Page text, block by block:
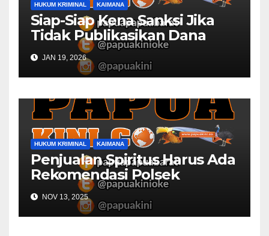
HUKUM KRIMINAL KAIMANA
Siap-Siap Kena Sanksi Jika
Tidak Publikasikan Dana
Desa
JAN 19, 2026
HUKUM KRIMINAL KAIMANA
Penjualan Spiritus Harus Ada
Rekomendasi Polsek
Kaimana
NOV 13, 2025